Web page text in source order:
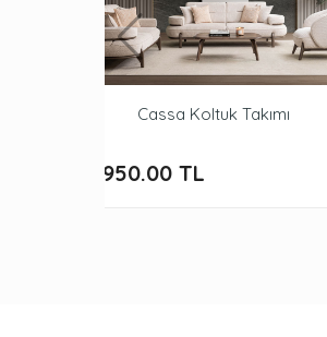
Cassa Koltuk Takımı
83,950.00 TL